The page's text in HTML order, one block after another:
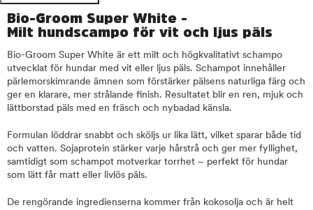
Bio-Groom Super White -
Milt hundscampo för vit och ljus päls
Bio-Groom Super White är ett milt och högkvalitativt schampo
utvecklat för hundar med vit eller ljus päls. Schampot innehåller
pärlemorskimrande ämnen som förstärker pälsens naturliga färg och
ger en klarare, mer strålande finish. Resultatet blir en ren, mjuk och
lättborstad päls med en fräsch och nybadad känsla.
Formulan löddrar snabbt och sköljs ur lika lätt, vilket sparar både tid
och vatten. Sojaprotein stärker varje hårstrå och ger mer fyllighet,
samtidigt som schampot motverkar torrhet – perfekt för hundar
som lätt får matt eller livlös päls.
De rengörande ingredienserna kommer från kokosolja och är helt